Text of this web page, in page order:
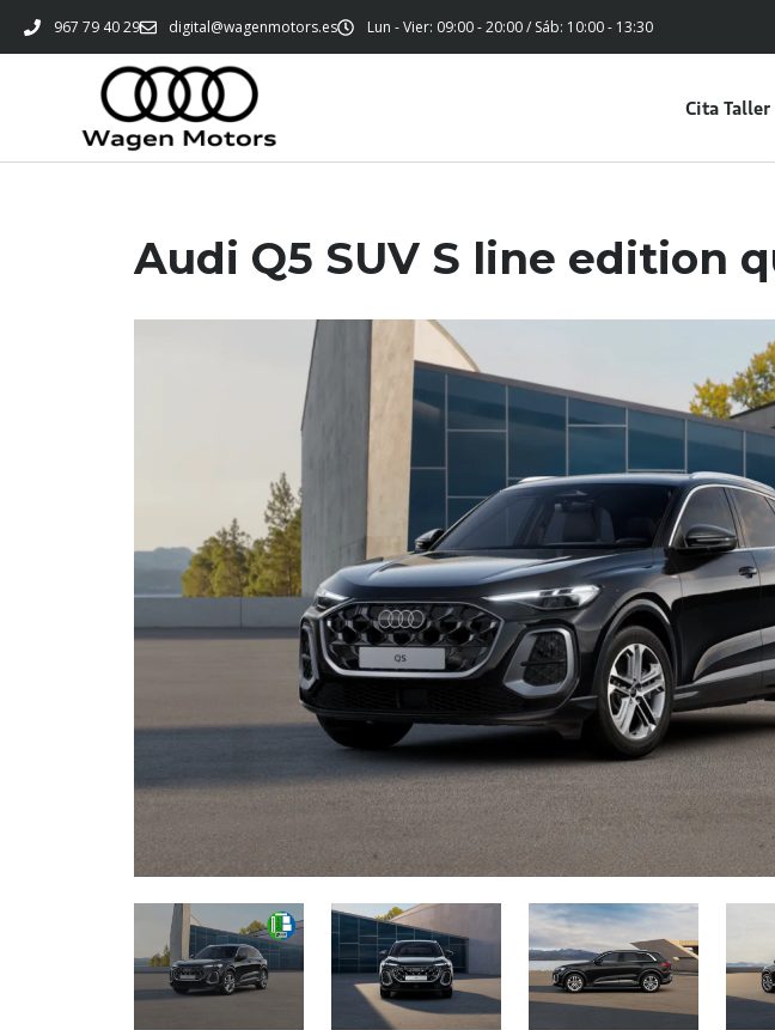
967 79 40 29 digital@wagenmotors.es Lun - Vier: 09:00 - 20:00 / Sáb: 10:00 - 13:30
Cita Taller
Audi Q5 SUV S line edition